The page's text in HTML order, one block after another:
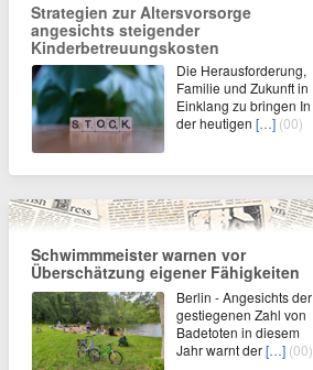
Strategien zur Altersvorsorge
angesichts steigender
Kinderbetreuungskosten
Die Herausforderung,
Familie und Zukunft in
Einklang zu bringen In
der heutigen […] (00)
Schwimmmeister warnen vor
Überschätzung eigener Fähigkeiten
Berlin - Angesichts der
gestiegenen Zahl von
Badetoten in diesem
Jahr warnt der[…] (00)